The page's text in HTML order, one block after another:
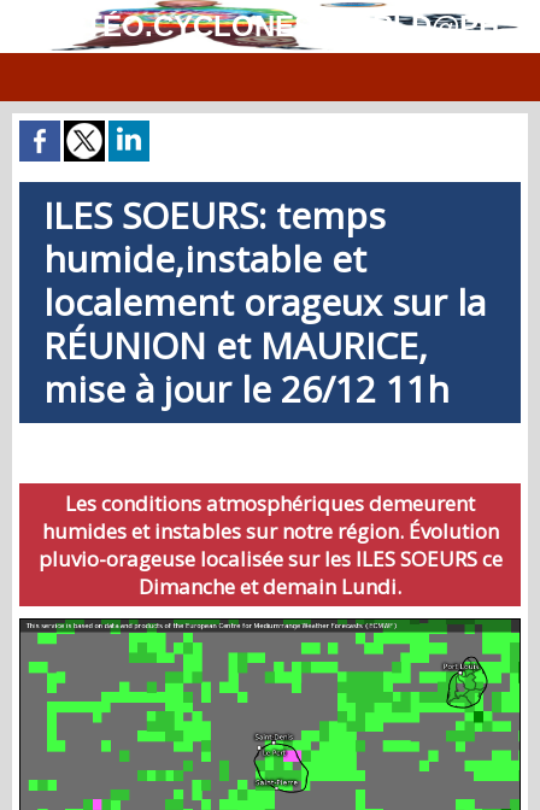
MÉTÉO.CYCLONES.WORLD@PH
ILES SOEURS: temps
humide,instable et
localement orageux sur la
RÉUNION et MAURICE,
mise à jour le 26/12 11h
Les conditions atmosphériques demeurent
humides et instables sur notre région. Évolution
pluvio-orageuse localisée sur les ILES SOEURS ce
Dimanche et demain Lundi.